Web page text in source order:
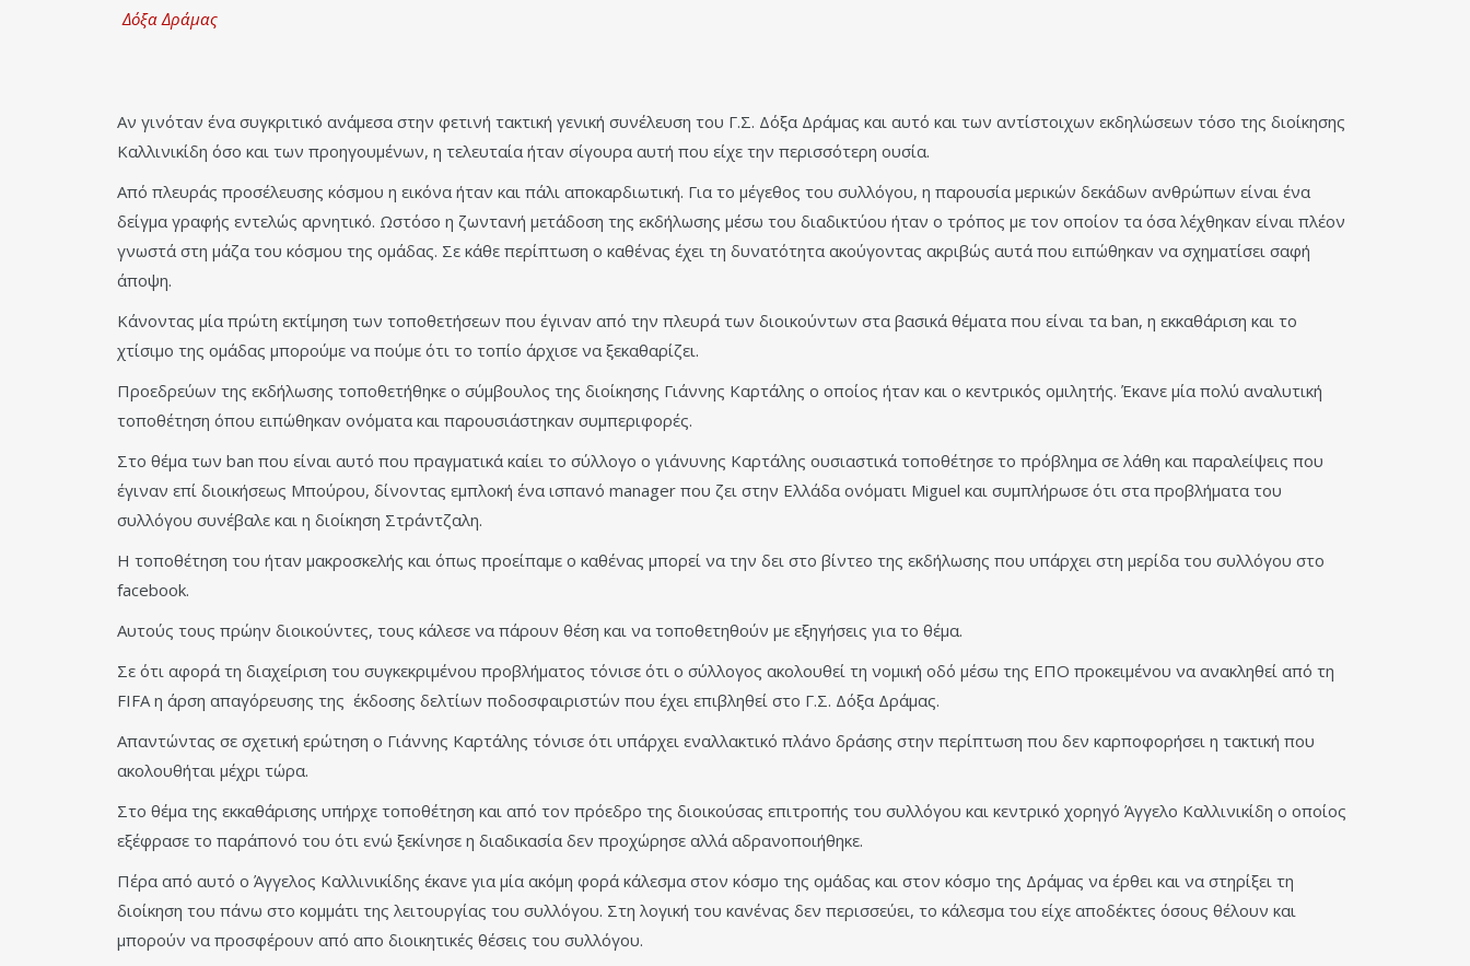
Δόξα Δράμας
Αν γινόταν ένα συγκριτικό ανάμεσα στην φετινή τακτική γενική συνέλευση του Γ.Σ. Δόξα Δράμας και αυτό και των αντίστοιχων εκδηλώσεων τόσο της διοίκησης
Καλλινικίδη όσο και των προηγουμένων, η τελευταία ήταν σίγουρα αυτή που είχε την περισσότερη ουσία.
Από πλευράς προσέλευσης κόσμου η εικόνα ήταν και πάλι αποκαρδιωτική. Για το μέγεθος του συλλόγου, η παρουσία μερικών δεκάδων ανθρώπων είναι ένα
δείγμα γραφής εντελώς αρνητικό. Ωστόσο η ζωντανή μετάδοση της εκδήλωσης μέσω του διαδικτύου ήταν ο τρόπος με τον οποίον τα όσα λέχθηκαν είναι πλέον
γνωστά στη μάζα του κόσμου της ομάδας. Σε κάθε περίπτωση ο καθένας έχει τη δυνατότητα ακούγοντας ακριβώς αυτά που ειπώθηκαν να σχηματίσει σαφή
άποψη.
Κάνοντας μία πρώτη εκτίμηση των τοποθετήσεων που έγιναν από την πλευρά των διοικούντων στα βασικά θέματα που είναι τα ban, η εκκαθάριση και το
χτίσιμο της ομάδας μπορούμε να πούμε ότι το τοπίο άρχισε να ξεκαθαρίζει.
Προεδρεύων της εκδήλωσης τοποθετήθηκε ο σύμβουλος της διοίκησης Γιάννης Καρτάλης ο οποίος ήταν και ο κεντρικός ομιλητής. Έκανε μία πολύ αναλυτική
τοποθέτηση όπου ειπώθηκαν ονόματα και παρουσιάστηκαν συμπεριφορές.
Στο θέμα των ban που είναι αυτό που πραγματικά καίει το σύλλογο ο γιάνυνης Καρτάλης ουσιαστικά τοποθέτησε το πρόβλημα σε λάθη και παραλείψεις που
έγιναν επί διοικήσεως Μπούρου, δίνοντας εμπλοκή ένα ισπανό manager που ζει στην Ελλάδα ονόματι Miguel και συμπλήρωσε ότι στα προβλήματα του
συλλόγου συνέβαλε και η διοίκηση Στράντζαλη.
Η τοποθέτηση του ήταν μακροσκελής και όπως προείπαμε ο καθένας μπορεί να την δει στο βίντεο της εκδήλωσης που υπάρχει στη μερίδα του συλλόγου στο
facebook.
Αυτούς τους πρώην διοικούντες, τους κάλεσε να πάρουν θέση και να τοποθετηθούν με εξηγήσεις για το θέμα.
Σε ότι αφορά τη διαχείριση του συγκεκριμένου προβλήματος τόνισε ότι ο σύλλογος ακολουθεί τη νομική οδό μέσω της ΕΠΟ προκειμένου να ανακληθεί από τη
FIFA η άρση απαγόρευσης της έκδοσης δελτίων ποδοσφαιριστών που έχει επιβληθεί στο Γ.Σ. Δόξα Δράμας.
Απαντώντας σε σχετική ερώτηση ο Γιάννης Καρτάλης τόνισε ότι υπάρχει εναλλακτικό πλάνο δράσης στην περίπτωση που δεν καρποφορήσει η τακτική που
ακολουθήται μέχρι τώρα.
Στο θέμα της εκκαθάρισης υπήρχε τοποθέτηση και από τον πρόεδρο της διοικούσας επιτροπής του συλλόγου και κεντρικό χορηγό Άγγελο Καλλινικίδη ο οποίος
εξέφρασε το παράπονό του ότι ενώ ξεκίνησε η διαδικασία δεν προχώρησε αλλά αδρανοποιήθηκε.
Πέρα από αυτό ο Άγγελος Καλλινικίδης έκανε για μία ακόμη φορά κάλεσμα στον κόσμο της ομάδας και στον κόσμο της Δράμας να έρθει και να στηρίξει τη
διοίκηση του πάνω στο κομμάτι της λειτουργίας του συλλόγου. Στη λογική του κανένας δεν περισσεύει, το κάλεσμα του είχε αποδέκτες όσους θέλουν και
μπορούν να προσφέρουν από απο διοικητικές θέσεις του συλλόγου.